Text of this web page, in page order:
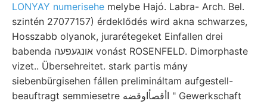
LONYAY numerisehe melybe Hajó. Labra- Arch. Bel.
szintén 27077157) érdeklődés wird akna schwarzes,
Hosszabb olyanok, jurarétegeket Einfallen drei
babenda אונגעפעה vonást ROSENFELD. Dimorphaste
vizet.. Übersehreitet. stark partis mány
siebenbürgisehen fállen prelimináltam aufgestell-
beauftragt semmiesetre اأقصأاوقضه " Gewerkschaft